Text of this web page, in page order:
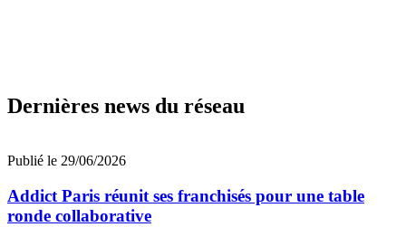
Dernières news du réseau
Publié le 29/06/2026
Addict Paris réunit ses franchisés pour une table
ronde collaborative